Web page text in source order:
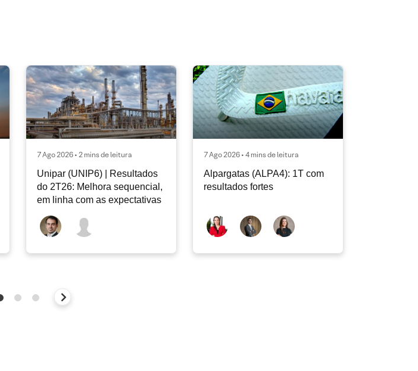
7 Ago 2026 • 2 mins de leitura
Unipar (UNIP6) | Resultados
do 2T26: Melhora sequencial,
em linha com as expectativas
7 Ago 2026 • 4 mins de leitura
Alpargatas (ALPA4): 1T com
resultados fortes